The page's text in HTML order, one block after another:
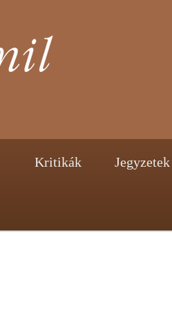
Kritikák Jegyzetek